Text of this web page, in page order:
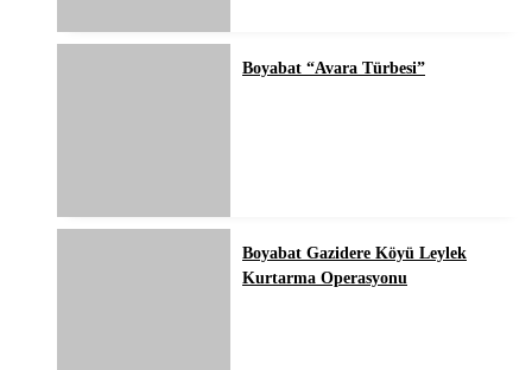
Boyabat “Avara Türbesi”
Boyabat Gazidere Köyü Leylek
Kurtarma Operasyonu